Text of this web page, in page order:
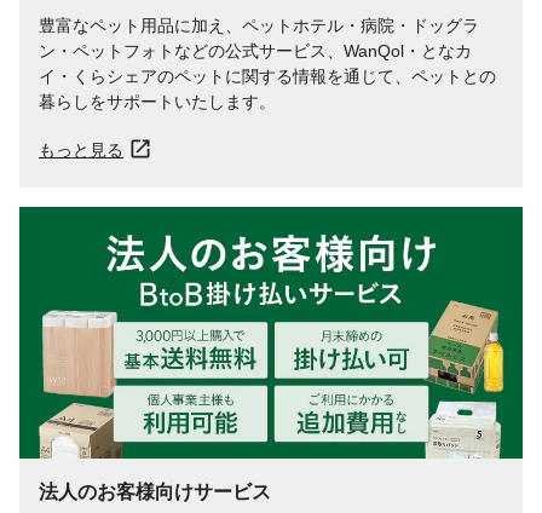
豊富なペット用品に加え、ペットホテル・病院・ドッグラ
ン・ペットフォトなどの公式サービス、WanQol・となカ
イ・くらシェアのペットに関する情報を通じて、ペットとの
暮らしをサポートいたします。
もっと見る
法人のお客様向けサービス